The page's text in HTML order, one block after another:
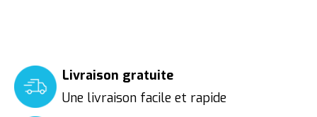
Livraison gratuite
Une livraison facile et rapide